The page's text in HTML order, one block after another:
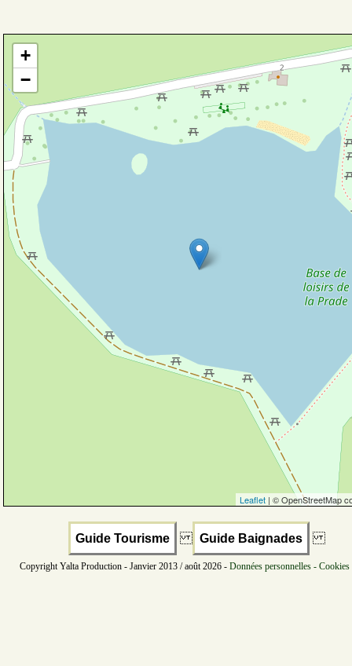
+
−
Leaflet | © OpenStreetMap
Guide Tourisme Guide Baignades
Copyright Yalta Production - Janvier 2013 / août 2026 - Données personnelles -